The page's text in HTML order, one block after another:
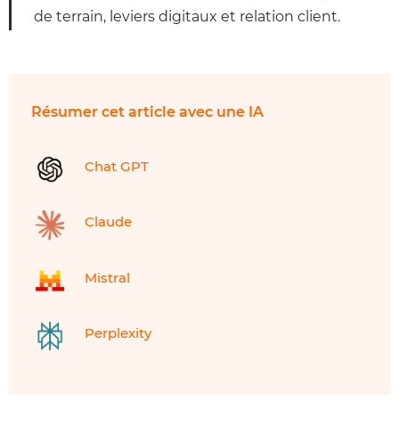
de terrain, leviers digitaux et relation client.
Résumer cet article avec une IA
Chat GPT
Claude
Mistral
Perplexity